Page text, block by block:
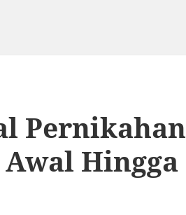
Pernikahan
Hingga